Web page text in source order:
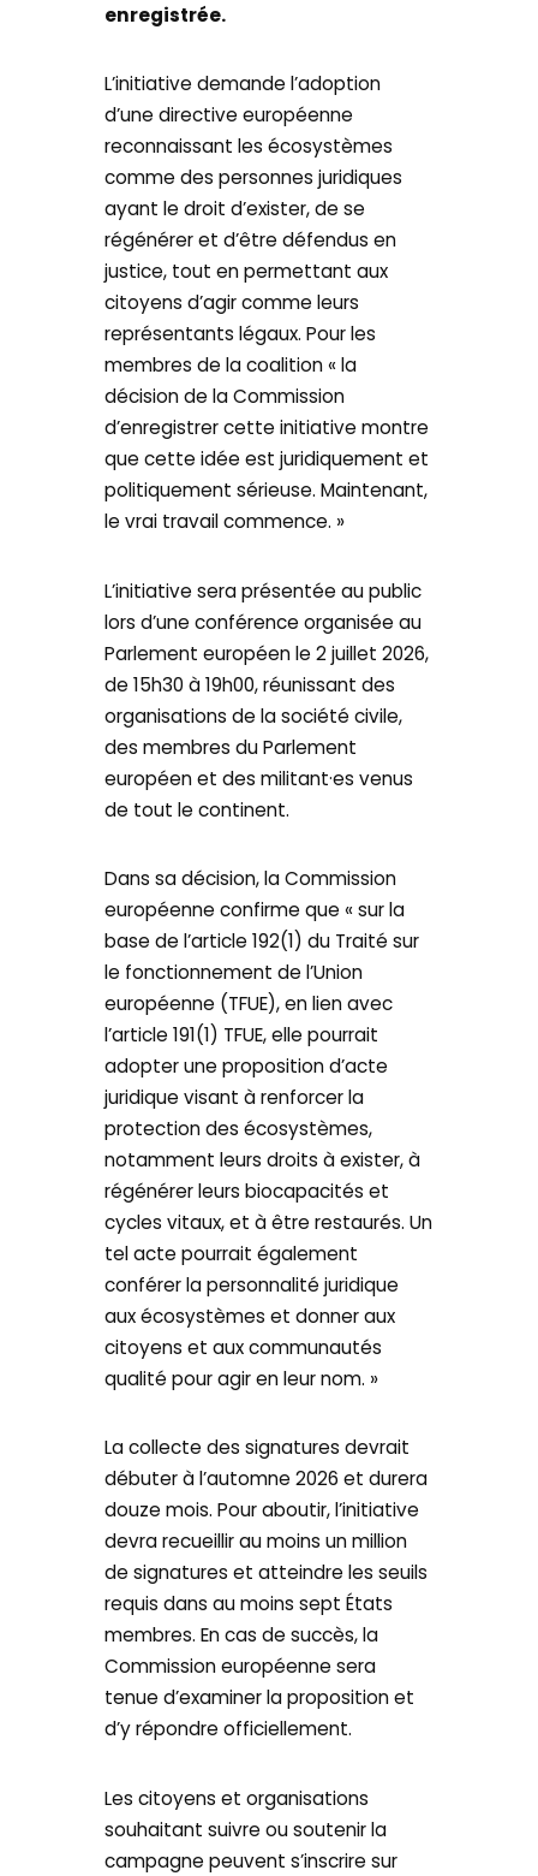
enregistrée.
L’initiative demande l’adoption
d’une directive européenne
reconnaissant les écosystèmes
comme des personnes juridiques
ayant le droit d’exister, de se
régénérer et d’être défendus en
justice, tout en permettant aux
citoyens d’agir comme leurs
représentants légaux. Pour les
membres de la coalition « la
décision de la Commission
d’enregistrer cette initiative montre
que cette idée est juridiquement et
politiquement sérieuse. Maintenant,
le vrai travail commence. »
L’initiative sera présentée au public
lors d’une conférence organisée au
Parlement européen le 2 juillet 2026,
de 15h30 à 19h00, réunissant des
organisations de la société civile,
des membres du Parlement
européen et des militant·es venus
de tout le continent.
Dans sa décision, la Commission
européenne confirme que « sur la
base de l’article 192(1) du Traité sur
le fonctionnement de l’Union
européenne (TFUE), en lien avec
l’article 191(1) TFUE, elle pourrait
adopter une proposition d’acte
juridique visant à renforcer la
protection des écosystèmes,
notamment leurs droits à exister, à
régénérer leurs biocapacités et
cycles vitaux, et à être restaurés. Un
tel acte pourrait également
conférer la personnalité juridique
aux écosystèmes et donner aux
citoyens et aux communautés
qualité pour agir en leur nom. »
La collecte des signatures devrait
débuter à l’automne 2026 et durera
douze mois. Pour aboutir, l’initiative
devra recueillir au moins un million
de signatures et atteindre les seuils
requis dans au moins sept États
membres. En cas de succès, la
Commission européenne sera
tenue d’examiner la proposition et
d’y répondre officiellement.
Les citoyens et organisations
souhaitant suivre ou soutenir la
campagne peuvent s’inscrire sur